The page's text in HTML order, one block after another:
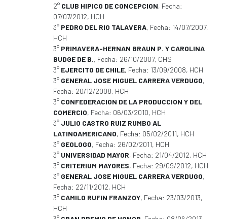
2° CLUB HIPICO DE CONCEPCION, Fecha:
07/07/2012, HCH
3° PEDRO DEL RIO TALAVERA, Fecha: 14/07/2007,
HCH
3° PRIMAVERA-HERNAN BRAUN P. Y CAROLINA
BUDGE DE B., Fecha: 26/10/2007, CHS
3° EJERCITO DE CHILE, Fecha: 13/09/2008, HCH
3° GENERAL JOSE MIGUEL CARRERA VERDUGO,
Fecha: 20/12/2008, HCH
3° CONFEDERACION DE LA PRODUCCION Y DEL
COMERCIO, Fecha: 06/03/2010, HCH
3° JULIO CASTRO RUIZ RUMBO AL
LATINOAMERICANO, Fecha: 05/02/2011, HCH
3° GEOLOGO, Fecha: 26/02/2011, HCH
3° UNIVERSIDAD MAYOR, Fecha: 21/04/2012, HCH
3° CRITERIUM MAYORES, Fecha: 29/09/2012, HCH
3° GENERAL JOSE MIGUEL CARRERA VERDUGO,
Fecha: 22/11/2012, HCH
3° CAMILO RUFIN FRANZOY, Fecha: 23/03/2013,
HCH